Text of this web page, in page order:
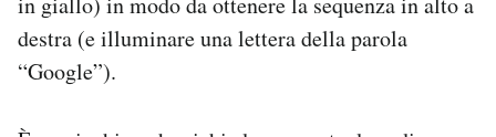
destra (e illuminare una lettera della parola
“Google”).